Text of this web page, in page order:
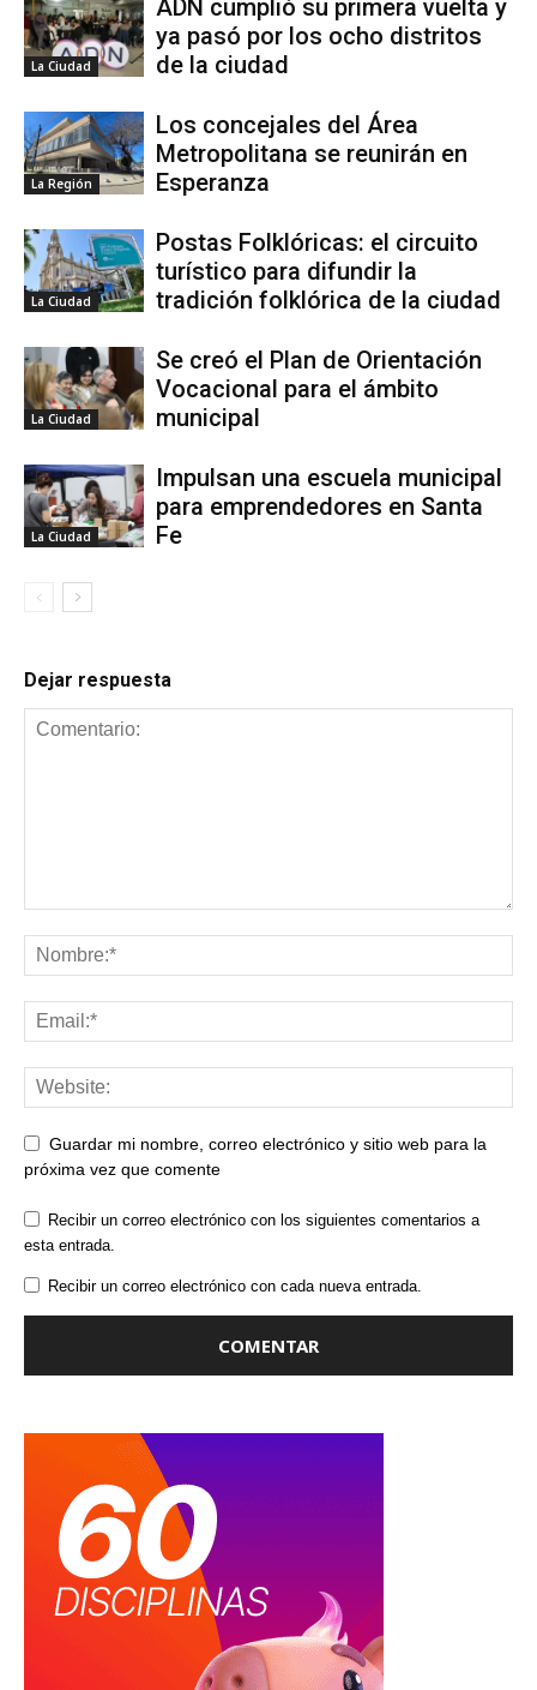
La Ciudad
ADN cumplió su primera vuelta y
ya pasó por los ocho distritos
de la ciudad
La Región
Los concejales del Área
Metropolitana se reunirán en
Esperanza
La Ciudad
Postas Folklóricas: el circuito
turístico para difundir la
tradición folklórica de la ciudad
La Ciudad
Se creó el Plan de Orientación
Vocacional para el ámbito
municipal
La Ciudad
Impulsan una escuela municipal
para emprendedores en Santa
Fe
Dejar respuesta
Guardar mi nombre, correo electrónico y sitio web para la
próxima vez que comente
Recibir un correo electrónico con los siguientes comentarios a
esta entrada.
Recibir un correo electrónico con cada nueva entrada.